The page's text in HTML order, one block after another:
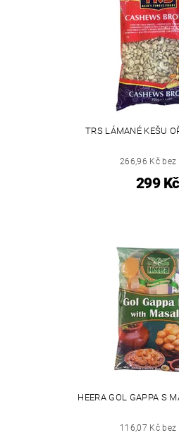
TRS LÁMANÉ KEŠU
266,96 Kč bez
299 Kč
HEERA GOL GAPPA S
116,07 Kč bez